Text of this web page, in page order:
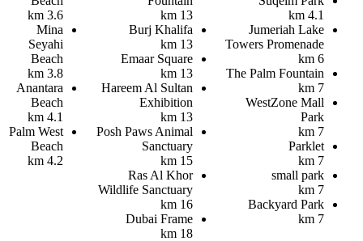
4.1 km
Jumeriah Lake
Towers Promenade
6 km
The Palm Fountain
7 km
WestZone Mall
Park
7 km
Parklet
7 km
small park
7 km
Backyard Park
7 km
13 km
Burj Khalifa
13 km
Emaar Square
13 km
Hareem Al Sultan
Exhibition
13 km
Posh Paws Animal
Sanctuary
15 km
Ras Al Khor
Wildlife Sanctuary
16 km
Dubai Frame
18 km
3.6 km
Mina
Seyahi
Beach
3.8 km
Anantara
Beach
4.1 km
Palm West
Beach
4.2 km